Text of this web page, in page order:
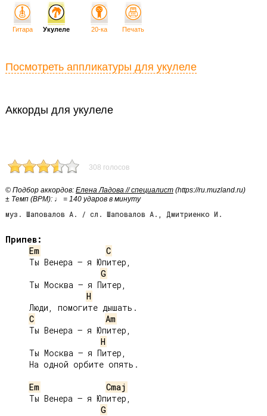
Аккорды для укулеле
308 голосов
© Подбор аккордов: Елена Ладова // специалист (https://ru.muzland.ru)
± Темп (BPM): ♩ = 140 ударов в минуту
муз. Шаповалов А. / сл. Шаповалов А., Дмитриенко И.
Припев:
Em
C
G
H
C
Am
H
Em
Cmaj
G
Гитара Укулеле 20-ка Печать
Посмотреть аппликатуры для укулеле